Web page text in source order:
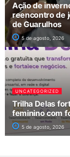
Ação de
reencontro de
de Guarulhos
5 de agosto, 2026
UNCATEGORIZED
Trilha Delas
feminino com
5 de agosto, 2026